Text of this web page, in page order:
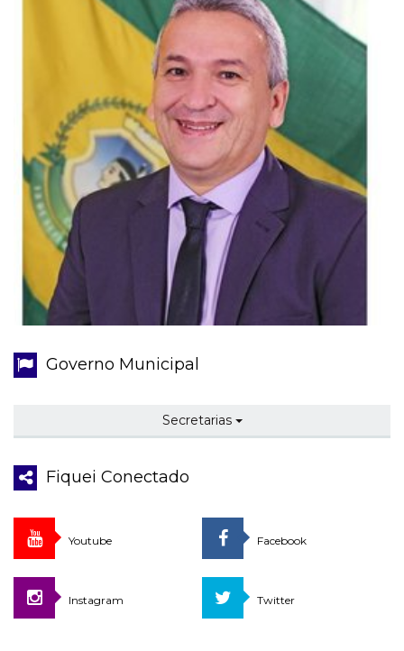
Governo Municipal
Secretarias
Fiquei Conectado
Youtube Facebook
Instagram Twitter